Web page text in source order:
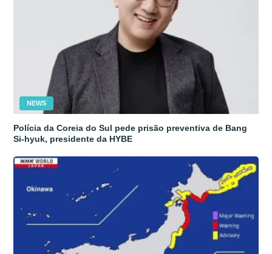
NEWS
Polícia da Coreia do Sul pede prisão preventiva de Bang
Si-hyuk, presidente da HYBE